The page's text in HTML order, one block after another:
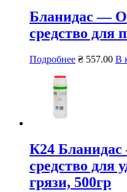
Бланидас —
средство для
Подробнее ₴ 557.00 В
К24
средство для
грязи, 500гр